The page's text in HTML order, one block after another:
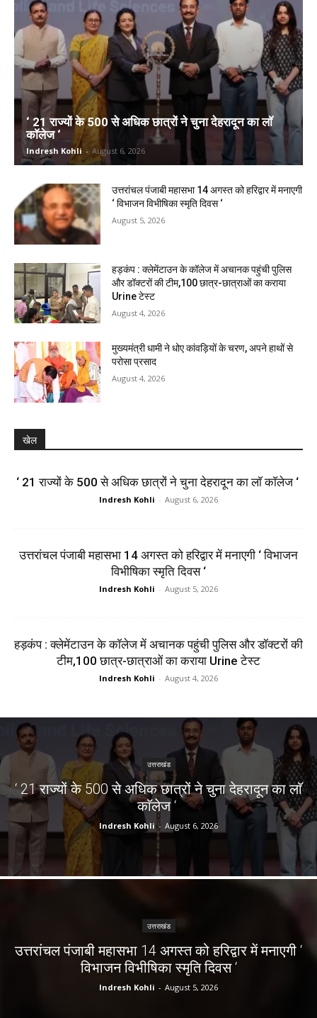
‘ 21 राज्यों के 500 से अधिक छात्रों ने चुना देहरादून का लाॅ
काॅलेज ‘
Indresh Kohli - August 6, 2026
उत्तरांचल पंजाबी महासभा 14 अगस्त को हरिद्वार में मनाएगी
‘ विभाजन विभीषिका स्मृति दिवस ‘
August 5, 2026
हड़कंप : क्लेमेंटाउन के कॉलेज में अचानक पहुंची पुलिस
और डॉक्टरों की टीम,100 छात्र-छात्राओं का कराया
Urine टेस्ट
August 4, 2026
मुख्यमंत्री धामी ने धोए कांवड़ियों के चरण, अपने हाथों से
परोसा प्रसाद
August 4, 2026
खेल
‘ 21 राज्यों के 500 से अधिक छात्रों ने चुना देहरादून का लाॅ काॅलेज ‘
Indresh Kohli - August 6, 2026
उत्तरांचल पंजाबी महासभा 14 अगस्त को हरिद्वार में मनाएगी ‘ विभाजन
विभीषिका स्मृति दिवस ‘
Indresh Kohli - August 5, 2026
हड़कंप : क्लेमेंटाउन के कॉलेज में अचानक पहुंची पुलिस और डॉक्टरों की
टीम,100 छात्र-छात्राओं का कराया Urine टेस्ट
Indresh Kohli - August 4, 2026
उत्तराखंड
‘ 21 राज्यों के 500 से अधिक छात्रों ने चुना देहरादून का लाॅ
काॅलेज ‘
Indresh Kohli - August 6, 2026
उत्तराखंड
उत्तरांचल पंजाबी महासभा 14 अगस्त को हरिद्वार में मनाएगी ‘
विभाजन विभीषिका स्मृति दिवस ‘
Indresh Kohli - August 5, 2026